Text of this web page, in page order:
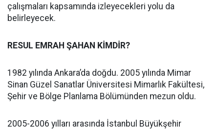
çalışmaları kapsamında izleyecekleri yolu da
belirleyecek.
RESUL EMRAH ŞAHAN KİMDİR?
1982 yılında Ankara’da doğdu. 2005 yılında Mimar
Sinan Güzel Sanatlar Üniversitesi Mimarlık Fakültesi,
Şehir ve Bölge Planlama Bölümünden mezun oldu.
2005-2006 yılları arasında İstanbul Büyükşehir